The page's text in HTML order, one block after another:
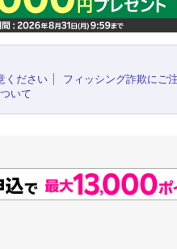
ください
フィッシング詐欺にご
いて